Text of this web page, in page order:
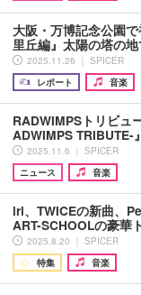
大阪・万博記念公園
里丘編』太陽の塔の
2025.11.26 ｜ SPICER
レポート
音楽
RADWIMPSトリビュ
ADWIMPS
2025.11.6 ｜ SPICER
ニュース
音楽
iri、TWICEの新曲、
ART-SCHOOLの豪華
2025.8.20 ｜ SPICER
特集
音楽